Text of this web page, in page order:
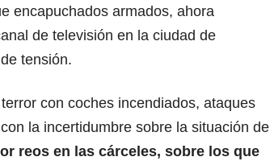
encapuchados armados, ahora
de televisión en la ciudad de
tensión.
con coches incendiados, ataques
la incertidumbre sobre la situación de
reos en las cárceles, sobre los que